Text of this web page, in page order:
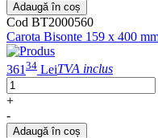
Adaugă în coș
Cod BT2000560
Carota Bisonte 159 x 400
361 34 LeiTVA inclus
+
-
Adaugă în coș